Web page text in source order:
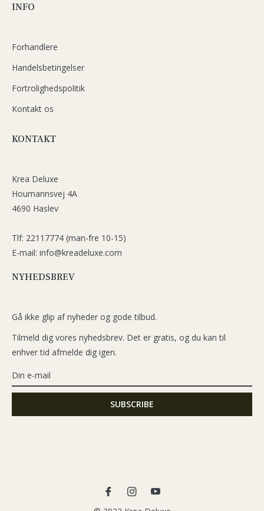
INFO
Forhandlere
Handelsbetingelser
Fortrolighedspolitik
Kontakt os
KONTAKT
Krea Deluxe
Houmannsvej 4A
4690 Haslev
Tlf: 22117774 (man-fre 10-15)
E-mail: info@kreadeluxe.com
NYHEDSBREV
Gå ikke glip af nyheder og gode tilbud.
Tilmeld dig vores nyhedsbrev. Det er gratis, og du kan til
enhver tid afmelde dig igen.
Ins
You